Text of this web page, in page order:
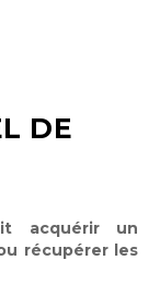
DE
acquérir un
récupérer les